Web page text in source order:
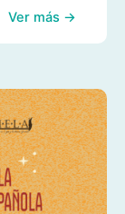
Ver más →